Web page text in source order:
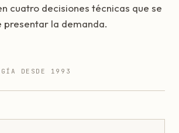
cuatro decisiones técnicas que se
presentar la demanda.
DESDE 1993